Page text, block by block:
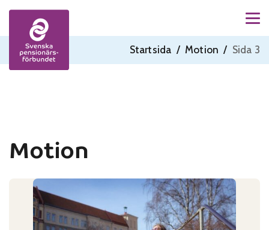
Startsida / Motion / Sida 3
Skip to content
Motion